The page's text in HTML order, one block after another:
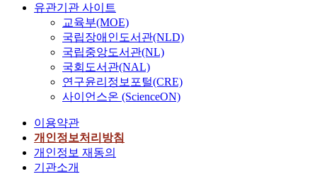
유관기관 사이트
교육부(MOE)
국립장애인도서관(NLD)
국립중앙도서관(NL)
국회도서관(NAL)
연구윤리정보포털(CRE)
사이언스온 (ScienceON)
이용약관
개인정보처리방침
개인정보 재동의
기관소개